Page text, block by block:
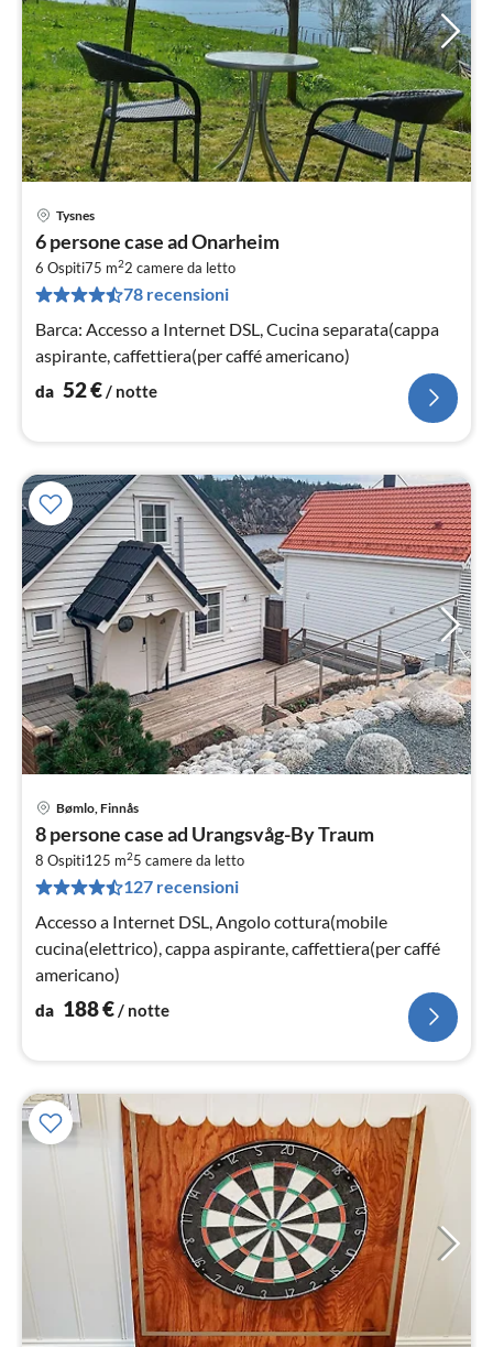
Tysnes
6 persone case ad Onarheim
6 Ospiti75 m22 camere da letto
78 recensioni
Barca: Accesso a Internet DSL, Cucina separata(cappa
aspirante, caffettiera(per caffé americano)
da 52€/ notte
Bømlo, Finnås
8 persone case ad Urangsvåg-By Traum
8 Ospiti125 m25 camere da letto
127 recensioni
Accesso a Internet DSL, Angolo cottura(mobile
cucina(elettrico), cappa aspirante, caffettiera(per caffé
americano)
da 188€/ notte